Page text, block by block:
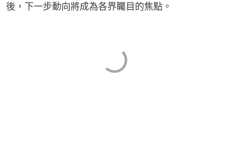
後，下一步動向將成為各界矚目的焦點。